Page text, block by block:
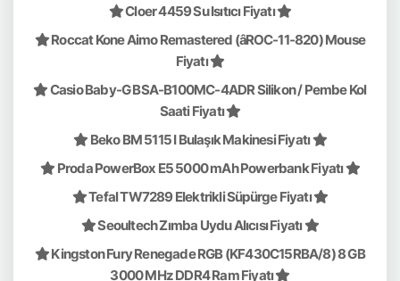
Cloer 4459 Su Isıtıcı Fiyatı
Roccat Kone Aimo Remastered (âROC-11-820) Mouse
Fiyatı
Casio Baby-G BSA-B100MC-4ADR Silikon / Pembe Kol
Saati Fiyatı
Beko BM 5115 I Bulaşık Makinesi Fiyatı
Proda PowerBox E5 5000 mAh Powerbank Fiyatı
Tefal TW7289 Elektrikli Süpürge Fiyatı
Seoultech Zımba Uydu Alıcısı Fiyatı
Kingston Fury Renegade RGB (KF430C15RBA/8) 8 GB
3000 MHz DDR4 Ram Fiyatı